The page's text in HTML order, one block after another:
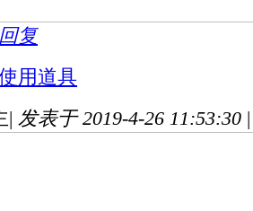
回复
用道具
| 发表于 2019-4-26 11:53:30 |